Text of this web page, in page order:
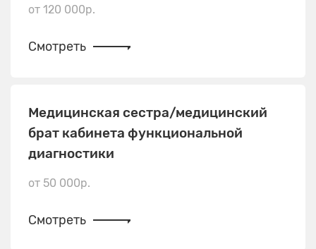
от 120 000р.
Смотреть
Медицинская сестра/медицинский
брат кабинета функциональной
диагностики
от 50 000р.
Смотреть